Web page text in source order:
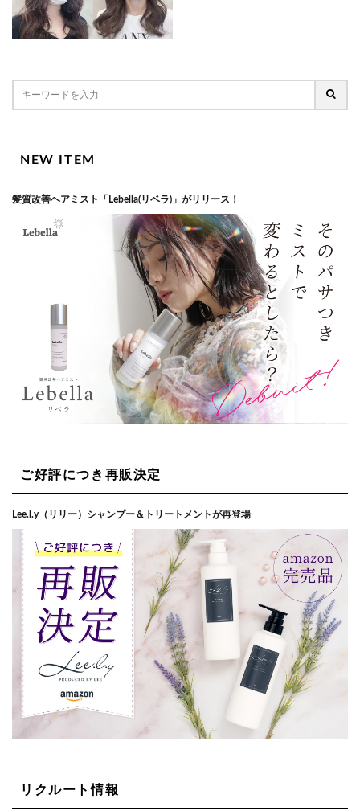
NEW ITEM
髪質改善ヘアミスト「Lebella(リベラ)」がリリース！
ご好評につき再販決定
Lee.l.y（リリー）シャンプー＆トリートメントが再登場
リクルート情報